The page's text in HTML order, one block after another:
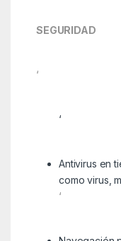
SEGURIDAD
‘
‘
Antivirus en
como virus,
‘